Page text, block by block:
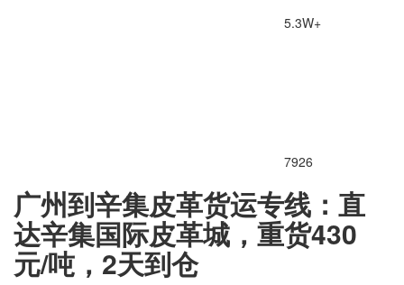
5.3W+
7926
广州到辛集皮革货运专线：直
达辛集国际皮革城，重货430
元/吨，2天到仓